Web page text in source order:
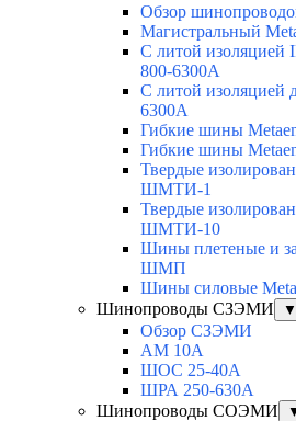
Обзор
Магистральный
С литой изоляцией
800-6300A
С литой изоляцией
6300A
Гибкие шины
Гибкие шины
Твердые
ШМТИ-1
Твердые
ШМТИ-10
Шины плетеные и
ШМП
Шины силовые
Шинопроводы СЗЭМИ
▼
Обзор СЗЭМИ
АМ 10А
ШОС 25-40А
ШРА 250-630А
Шинопроводы СОЭМИ